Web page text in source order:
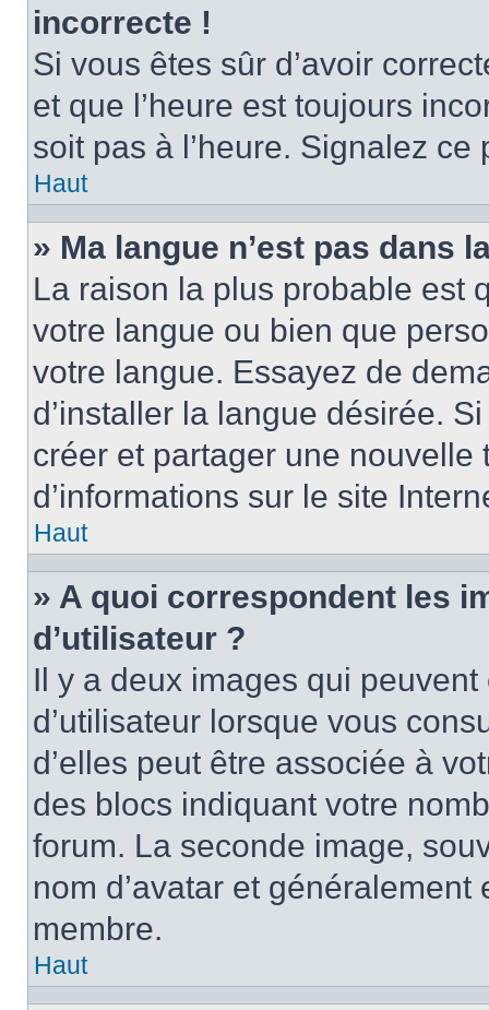
incorrecte !
Si vous êtes sûr d’avoir
et que l’heure est toujours
soit pas à l’heure. Signalez
Haut
» Ma langue n’est pas dans
La raison la plus probable est
votre langue ou bien que
votre langue. Essayez de
d’installer la langue désirée.
créer et partager une
d’informations sur le site
Haut
» A quoi correspondent les
d’utilisateur ?
Il y a deux images qui
d’utilisateur lorsque vous
d’elles peut être associée à
des blocs indiquant votre
forum. La seconde image,
nom d’avatar et
membre.
Haut